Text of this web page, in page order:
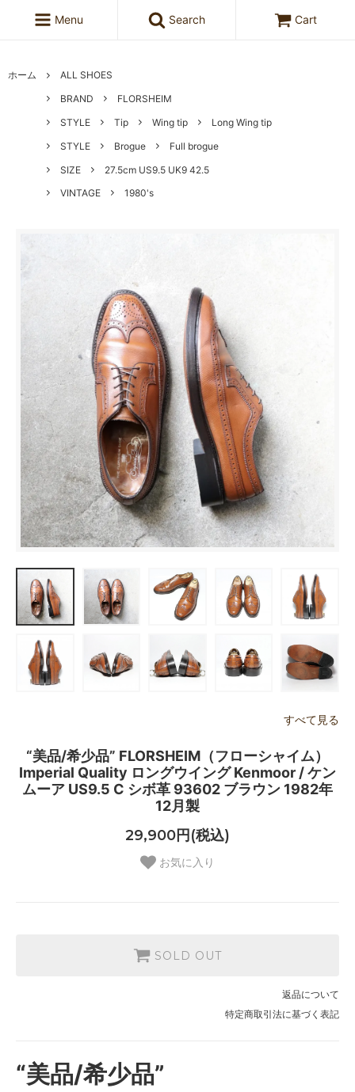
Menu Search Cart
ホーム
ALL SHOES
BRAND
FLORSHEIM
STYLE
Tip Wing tip
Long Wing tip
STYLE
Brogue
Full brogue
SIZE
27.5cm US9.5 UK9 42.5
VINTAGE
1980's
すべて見る
“美品/希少品” FLORSHEIM（フローシャイム）
Imperial Quality ロングウイング Kenmoor / ケン
ムーア US9.5 C シボ革 93602 ブラウン 1982年
12月製
29,900円(税込)
お気に入り
SOLD OUT
返品について
特定商取引法に基づく表記
“美品/希少品”